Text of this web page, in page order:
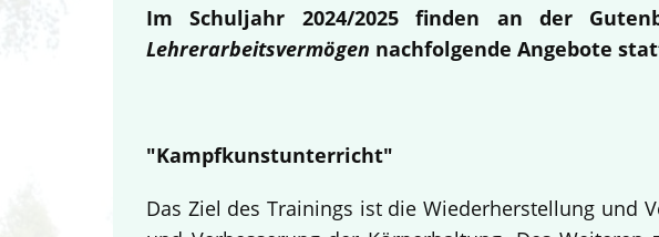
Im Schuljahr 2024/2025 finden an der
Lehrerarbeitsvermögen nachfolgende Angebote
"Kampfkunstunterricht"
Das Ziel des Trainings ist die Wiederherstellung und